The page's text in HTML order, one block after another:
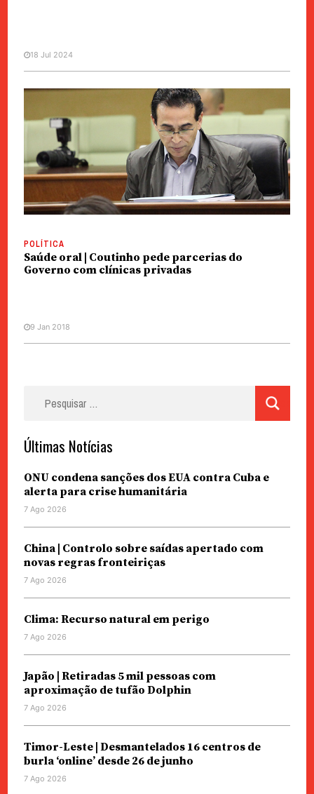
Saúde | Tratados 157 idosos com
próteses dentárias
18 Jul 2024
POLÍTICA
Saúde oral | Coutinho pede parcerias do
Governo com clínicas privadas
9 Jan 2018
Últimas Notícias
ONU condena sanções dos EUA contra Cuba e
alerta para crise humanitária
7 Ago 2026
China | Controlo sobre saídas apertado com
novas regras fronteiriças
7 Ago 2026
Clima: Recurso natural em perigo
7 Ago 2026
Japão | Retiradas 5 mil pessoas com
aproximação de tufão Dolphin
7 Ago 2026
Timor-Leste | Desmantelados 16 centros de
burla ‘online’ desde 26 de junho
7 Ago 2026